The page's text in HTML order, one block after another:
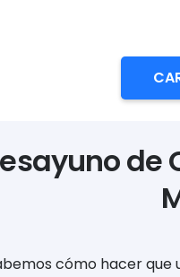
de
cómo hacer que